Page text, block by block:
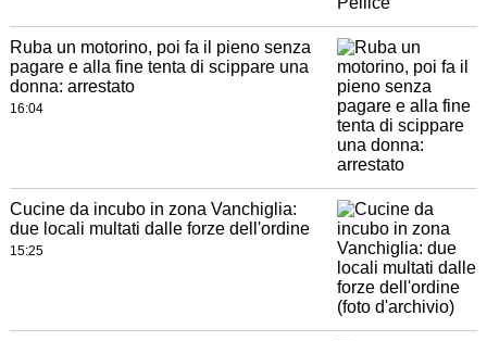
Ruba un motorino, poi fa il pieno senza
pagare e alla fine tenta di scippare una
donna: arrestato
16:04
Cucine da incubo in zona Vanchiglia:
due locali multati dalle forze dell'ordine
15:25